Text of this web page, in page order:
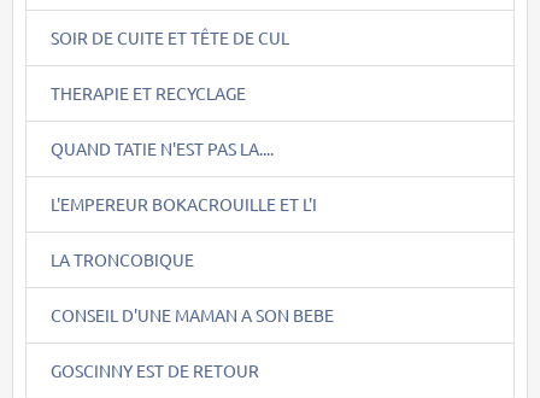
SOIR DE CUITE ET TÊTE DE CUL
THERAPIE ET RECYCLAGE
QUAND TATIE N'EST PAS LA....
L'EMPEREUR BOKACROUILLE ET L'I
LA TRONCOBIQUE
CONSEIL D'UNE MAMAN A SON BEBE
GOSCINNY EST DE RETOUR